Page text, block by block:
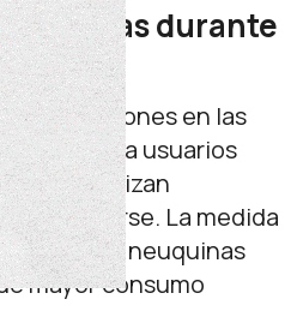
a gas durante
bonificaciones en las
para usuarios
que utilizan
La medida
familias neuquinas
mayor consumo